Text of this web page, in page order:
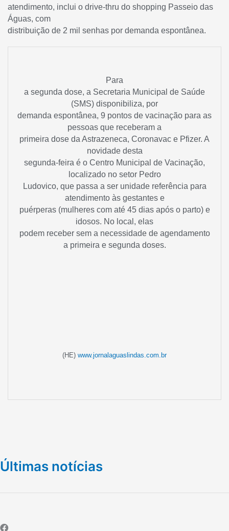
atendimento, inclui o drive-thru do shopping Passeio das
Águas, com
distribuição de 2 mil senhas por demanda espontânea.
Para
a segunda dose, a Secretaria Municipal de Saúde
(SMS) disponibiliza, por
demanda espontânea, 9 pontos de vacinação para as
pessoas que receberam a
primeira dose da Astrazeneca, Coronavac e Pfizer. A
novidade desta
segunda-feira é o Centro Municipal de Vacinação,
localizado no setor Pedro
Ludovico, que passa a ser unidade referência para
atendimento às gestantes e
puérperas (mulheres com até 45 dias após o parto) e
idosos. No local, elas
podem receber sem a necessidade de agendamento
a primeira e segunda doses.
(HE) www.jornalaguaslindas.com.br
Últimas notícias